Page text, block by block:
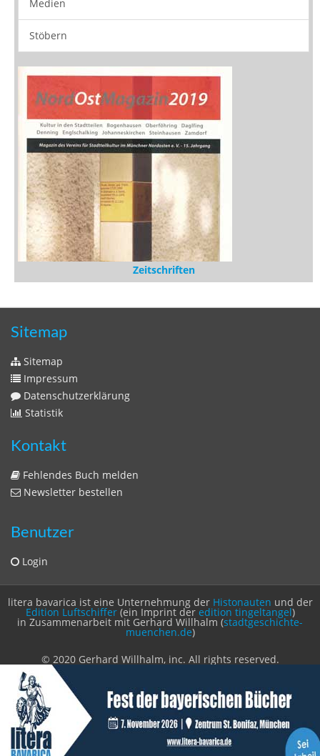
Stöbern
Impressum
Datenschutzerklärung
Kontakt
Fehlendes Buch melden
Newsletter bestellen
Benutzer
Login
litera bavarica ist eine Unternehmung derHistonauten und der
Edition Luftschiffer(ein Imprint deredition tingeltangel
in Zusammenarbeit mit Gerhard Willhalm (stadtgeschichte-
muenchen.de)